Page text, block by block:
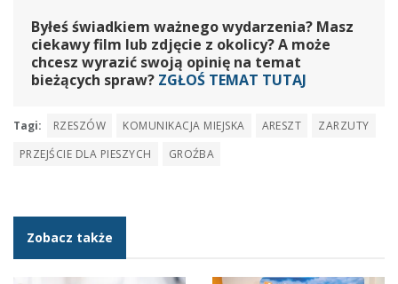
Byłeś świadkiem ważnego wydarzenia? Masz
ciekawy film lub zdjęcie z okolicy? A może
chcesz wyrazić swoją opinię na temat
bieżących spraw? ZGŁOŚ TEMAT TUTAJ
Tagi: RZESZÓW KOMUNIKACJA MIEJSKA ARESZT
ZARZUTY
PRZEJŚCIE DLA PIESZYCH
GROŹBA
Zobacz także